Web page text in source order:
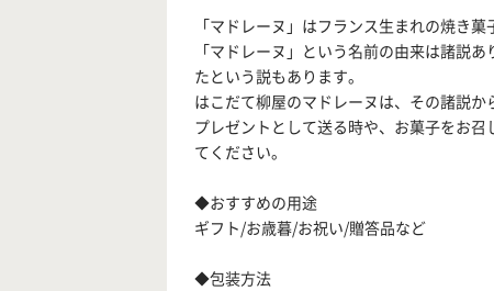
「マドレーヌ」はフランス生まれの焼き菓
「マドレーヌ」という名前の由来は諸説
たという説もあります。
はこだて柳屋のマドレーヌは、その諸説か
プレゼントとして送る時や、お菓子をお
てください。
◆おすすめの用途
ギフト/お歳暮/お祝い/贈答品など
◆包装方法